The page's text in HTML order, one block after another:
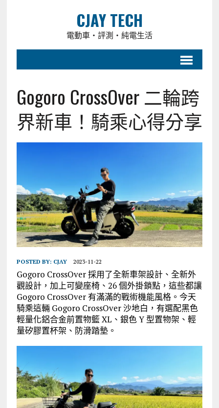
CJAY TECH
電動車・評測・純電生活
Gogoro CrossOver 二輪跨
界新車！騎乘心得分享
POSTED BY: CJAY 2023-11-22
Gogoro CrossOver 採用了全新車架設計、全新外
觀設計，加上可變座椅、26 個外掛鎖點，這些都讓
Gogoro CrossOver 有滿滿的戰術機能風格。今天
騎乘這輛 Gogoro CrossOver 沙地白，有選配黑色
輕量化鋁合金前置物籃 XL、銀色 Y 型置物架、輕
量矽膠置杯架、防滑踏墊。